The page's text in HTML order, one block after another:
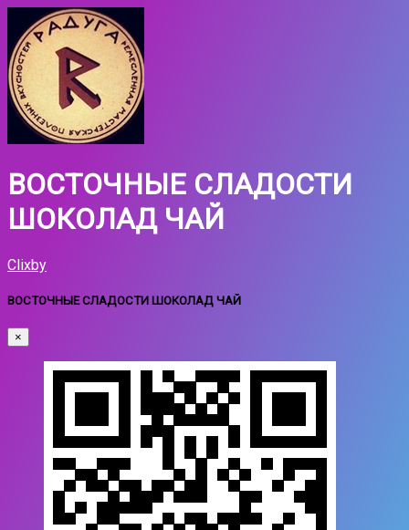
ВОСТОЧНЫЕ СЛАДОСТИ
ШОКОЛАД ЧАЙ
Clixby
ВОСТОЧНЫЕ СЛАДОСТИ ШОКОЛАД ЧАЙ
×